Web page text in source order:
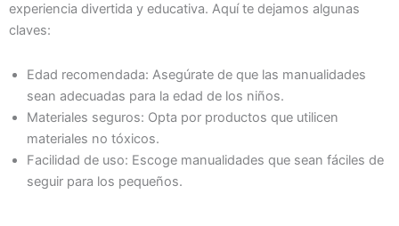
experiencia divertida y educativa. Aquí te dejamos algunas
claves:
Edad recomendada: Asegúrate de que las manualidades
sean adecuadas para la edad de los niños.
Materiales seguros: Opta por productos que utilicen
materiales no tóxicos.
Facilidad de uso: Escoge manualidades que sean fáciles de
seguir para los pequeños.